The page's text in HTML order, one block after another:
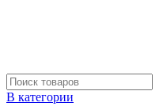
В категории